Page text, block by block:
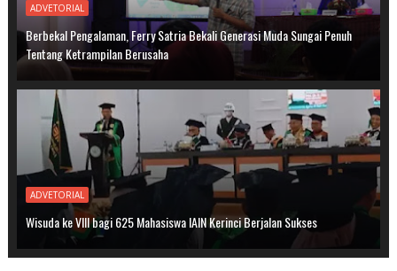
ADVETORIAL
Berbekal Pengalaman, Ferry Satria Bekali Generasi Muda Sungai Penuh
Tentang Ketrampilan Berusaha
ADVETORIAL
Wisuda ke VIII bagi 625 Mahasiswa IAIN Kerinci Berjalan Sukses